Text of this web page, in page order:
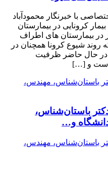
با خبرنگار محمودآباد
آنلاین افزود:در حال حاضر 50 بیمار کرونایی در بیمارستان
و 71 نفر نیز در بیمارستان های اطراف
روند شیوع کرونا همچنان در
در حال حاضر ظرفیت
است و […]
باستان‌شناس،
و…